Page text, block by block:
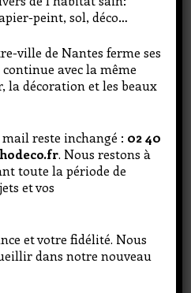
44120 Vertou
03 70
peint, sol, déco…
ville de Nantes ferme ses
avec la même
la décoration et les beaux
reste inchangé : 02 40
. Nous restons à
toute la période de
et vos
et votre fidélité. Nous
dans notre nouveau
son contenu et
analyser son trafic.
sur ce site et sur
une durée de 13 mois.
sans accepter